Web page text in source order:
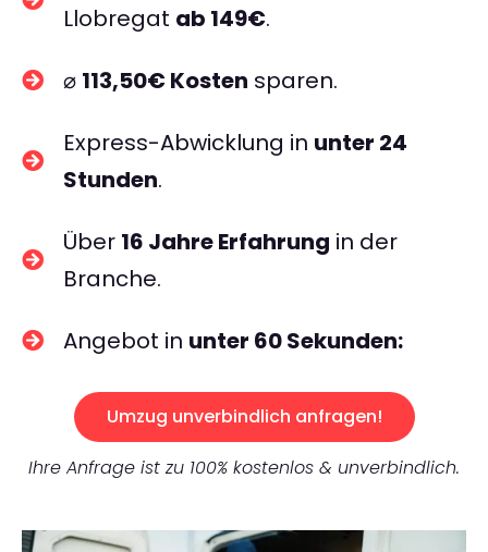
Llobregat ab 149€.
⌀ 113,50€ Kosten sparen.
Express-Abwicklung in unter 24
Stunden.
Über 16 Jahre Erfahrung in der
Branche.
Angebot in unter 60 Sekunden:
Umzug unverbindlich anfragen!
Ihre Anfrage ist zu 100% kostenlos & unverbindlich.